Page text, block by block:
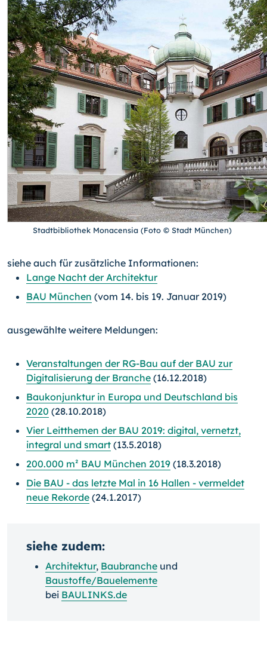
Stadtbibliothek Monacensia (Foto © Stadt München)
siehe auch für zusätzliche Informationen:
Lange Nacht der Architektur
BAU München (vom 14. bis 19. Januar 2019)
ausgewählte weitere Meldungen:
Veranstaltungen der RG-Bau auf der BAU zur
Digitalisierung der Branche (16.12.2018)
Baukonjunktur in Europa und Deutschland bis
2020 (28.10.2018)
Vier Leitthemen der BAU 2019: digital, vernetzt,
integral und smart (13.5.2018)
200.000 m² BAU München 2019 (18.3.2018)
Die BAU - das letzte Mal in 16 Hallen - vermeldet
neue Rekorde (24.1.2017)
siehe zudem:
Architektur, Baubranche und
Baustoffe/Bauelemente
bei BAULINKS.de